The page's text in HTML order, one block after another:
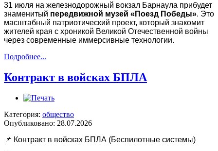
31 июля на железнодорожный вокзал Барнаула прибудет
знаменитый передвижной музей «Поезд Победы». Это
масштабный патриотический проект, который знакомит
жителей края с хроникой Великой Отечественной войны
через современные иммерсивные технологии.
Подробнее...
Контракт в войсках БПЛА
Категория: общество
Опубликовано: 28.07.2026
📌 Контракт в войсках БПЛА (Беспилотные системы)